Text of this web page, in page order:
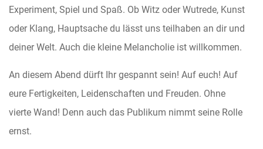
Experiment, Spiel und Spaß. Ob Witz oder Wutrede, Kunst
oder Klang, Hauptsache du lässt uns teilhaben an dir und
deiner Welt. Auch die kleine Melancholie ist willkommen.
An diesem Abend dürft Ihr gespannt sein! Auf euch! Auf
eure Fertigkeiten, Leidenschaften und Freuden. Ohne
vierte Wand! Denn auch das Publikum nimmt seine Rolle
ernst.